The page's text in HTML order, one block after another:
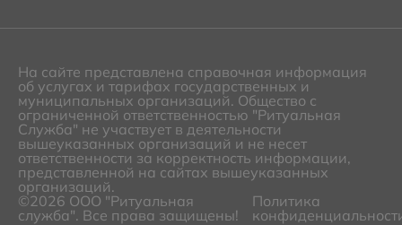
На сайте представлена справочная информация
об услугах и тарифах государственных и
муниципальных организаций. Общество с
ограниченной ответственностью "Ритуальная
Служба" не участвует в деятельности
вышеуказанных организаций и не несет
ответственности за корректность информации,
представленной на сайтах вышеуказанных
организаций.
©2026 ООО "Ритуальная
служба". Все права защищены!
Политика